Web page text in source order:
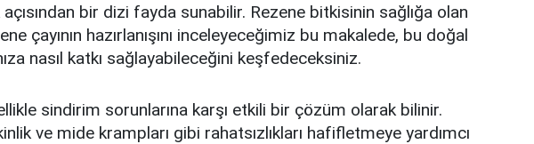
bir dizi fayda sunabilir. Rezene bitkisinin sağlığa olan
çayının hazırlanışını inceleyeceğimiz bu makalede, bu doğal
nasıl katkı sağlayabileceğini keşfedeceksiniz.
sindirim sorunlarına karşı etkili bir çözüm olarak bilinir.
ve mide krampları gibi rahatsızlıkları hafifletmeye yardımcı